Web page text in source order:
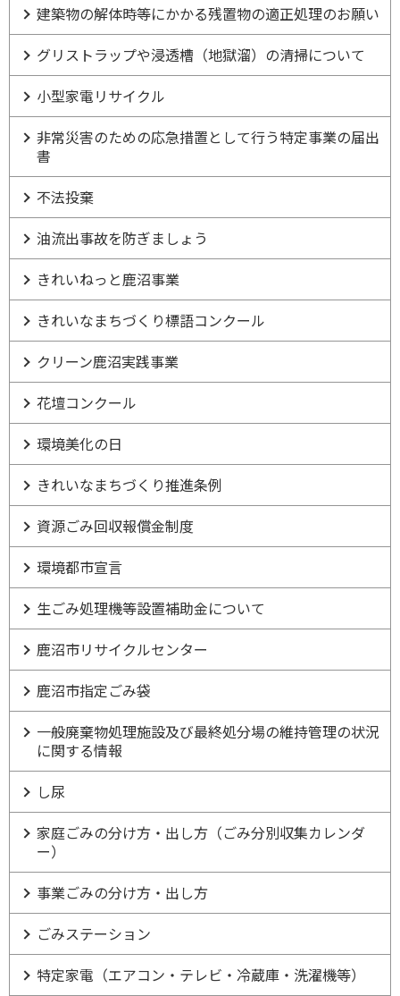
建築物の解体時等にかかる残置物の適正処理のお願い
グリストラップや浸透槽（地獄溜）の清掃について
小型家電リサイクル
非常災害のための応急措置として行う特定事業の届出
書
不法投棄
油流出事故を防ぎましょう
きれいねっと鹿沼事業
きれいなまちづくり標語コンクール
クリーン鹿沼実践事業
花壇コンクール
環境美化の日
きれいなまちづくり推進条例
資源ごみ回収報償金制度
環境都市宣言
生ごみ処理機等設置補助金について
鹿沼市リサイクルセンター
鹿沼市指定ごみ袋
一般廃棄物処理施設及び最終処分場の維持管理の状況
に関する情報
し尿
家庭ごみの分け方・出し方（ごみ分別収集カレンダ
ー）
事業ごみの分け方・出し方
ごみステーション
特定家電（エアコン・テレビ・冷蔵庫・洗濯機等）